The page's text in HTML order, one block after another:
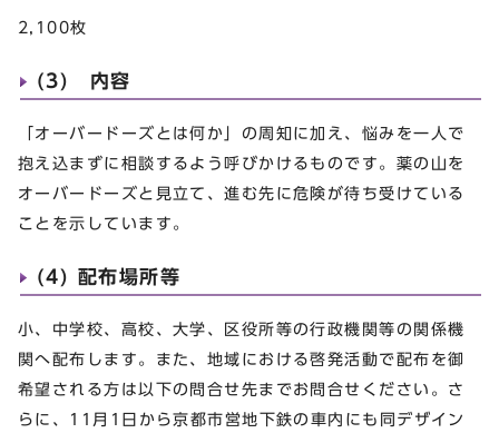
2,100枚
(3) 内容
「オーバードーズとは何か」の周知に加え、悩みを一人で
抱え込まずに相談するよう呼びかけるものです。薬の山を
オーバードーズと見立て、進む先に危険が待ち受けている
ことを示しています。
(4) 配布場所等
小、中学校、高校、大学、区役所等の行政機関等の関係機
関へ配布します。また、地域における啓発活動で配布を御
希望される方は以下の問合せ先までお問合せください。さ
らに、11月1日から京都市営地下鉄の車内にも同デザイン